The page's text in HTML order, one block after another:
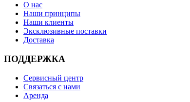
О нас
Наши принципы
Наши клиенты
Эксклюзивные поставки
Доставка
ПОДДЕРЖКА
Сервисный центр
Связаться с нами
Аренда